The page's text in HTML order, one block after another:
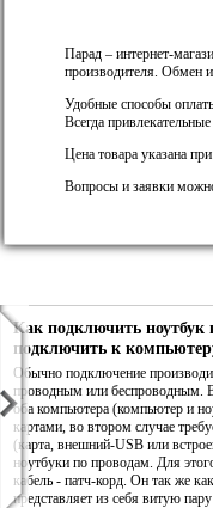
Парад – интернет-
производителя. Обмен
Удобные способы
Всегда
Цена товара указана
Вопросы и заявки
Как подключить ноутбук
подключить к
Обычно подключение
проводным или беспроводным.
оба компьютера (компьютер и
картами, во втором случае
(карта, внешний-USB или
ноутбуки по проводам. Для
кабель - патч-корд. Он так же
представляет из себя витую